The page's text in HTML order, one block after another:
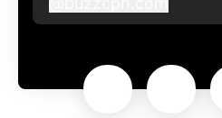
buzzcph.com